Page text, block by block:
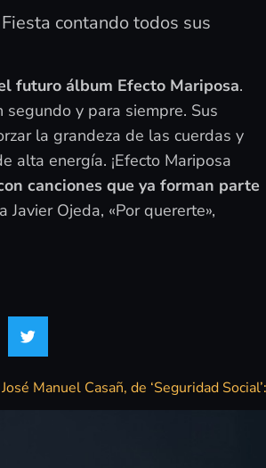
contando todos sus
futuro álbum Efecto Mariposa.
y para siempre. Sus
la grandeza de las cuerdas y
alta energía. ¡Efecto Mariposa
canciones que ya forman parte
Javier Ojeda, «Por quererte»,